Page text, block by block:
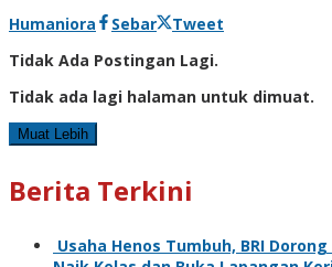
Humaniora olehSebar
Tweet
Tidak Ada Postingan Lagi.
Tidak ada lagi halaman untuk dimuat.
Muat Lebih
Berita Terkini
Usaha Henos Tumbuh, BRI